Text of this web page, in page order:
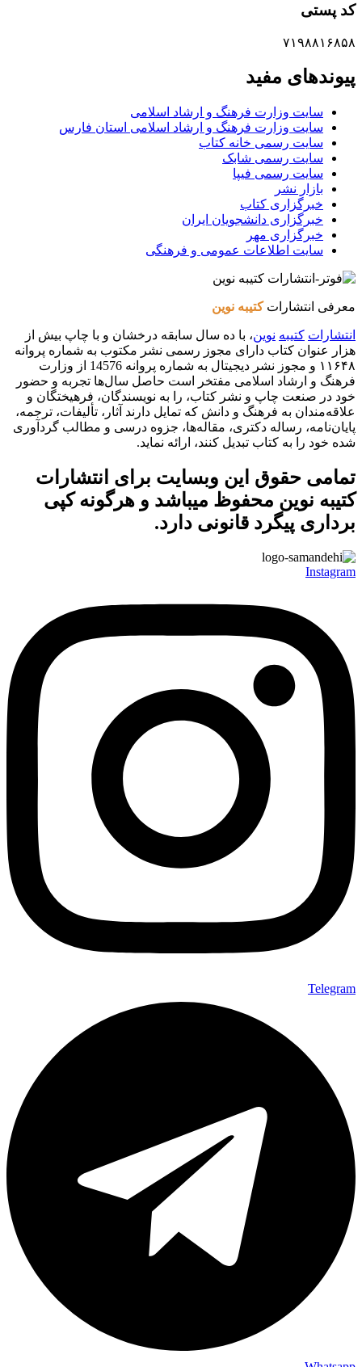
کد پستی
۷۱۹۸۸۱۶۸۵۸
پیوندهای مفید
سایت وزارت فرهنگ و ارشاد اسلامی
سایت وزارت فرهنگ و ارشاد اسلامی استان فارس
سایت رسمی خانه کتاب
سایت رسمی شابک
سایت رسمی فیپا
بازار نشر
خبرگزاری کتاب
خبرگزاری دانشجویان ایران
خبرگزاری مهر
سایت اطلاعات عمومی و فرهنگی
معرفی انتشاراتکتیبه نوین
انتشارات کتیبه نوین، با ده سال سابقه درخشان و با چاپ بیش از
هزار عنوان کتاب دارای مجوز رسمی نشر مکتوب به شماره پروانه
۱۱۶۴۸ و مجوز نشر دیجیتال به شماره پروانه 14576 از وزارت
فرهنگ و ارشاد اسلامی مفتخر است حاصل سال‌ها تجربه و حضور
خود در صنعت چاپ و نشر کتاب، را به نویسندگان، فرهیختگان و
علاقه‌مندان به فرهنگ و دانش که تمایل دارند آثار، تألیفات، ترجمه،
پایان‌نامه، رساله دکتری، مقاله‌ها، جزوه درسی و مطالب گردآوری
شده خود را به کتاب تبدیل کنند، ارائه نماید.
تمامی حقوق این وبسایت برای انتشارات
کتیبه نوین محفوظ میباشد و هرگونه کپی
برداری پیگرد قانونی دارد.
Instagram
Telegram